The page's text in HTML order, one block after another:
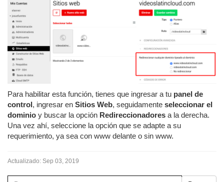
Para habilitar esta función, tienes que ingresar a tu panel de
control, ingresar en Sitios Web, seguidamente seleccionar el
dominio y buscar la opción Redireccionadores a la derecha.
Una vez ahí, seleccione la opción que se adapte a su
requerimiento, ya sea con www delante o sin www.
Actualizado: Sep 03, 2019